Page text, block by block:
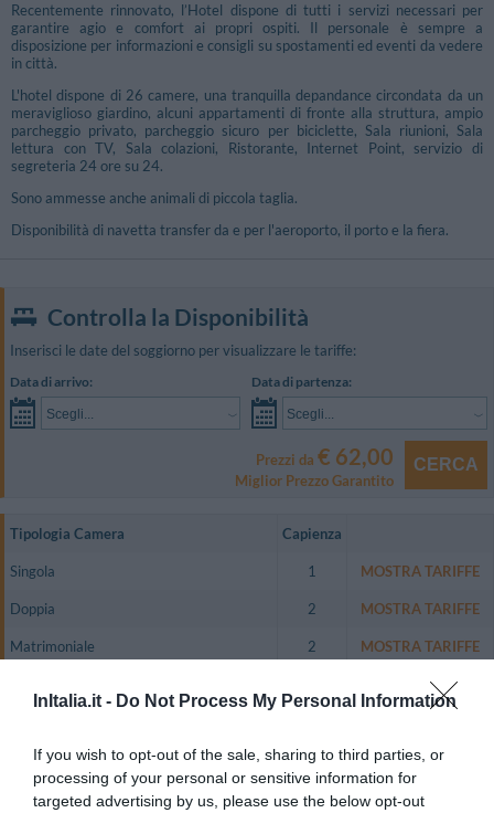
InItalia.it - Do Not Process My Personal Information
If you wish to opt-out of the sale, sharing to third parties, or
processing of your personal or sensitive information for
targeted advertising by us, please use the below opt-out
Foto Sala Conferenze
Recentemente rinnovato, l’Hotel dispone di tutti i servizi necessari per
garantire agio e comfort ai propri ospiti. Il personale è sempre a
disposizione per informazioni e consigli su spostamenti ed eventi da vedere
in città.
L'hotel dispone di 26 camere, una tranquilla depandance circondata da un
meraviglioso giardino, alcuni appartamenti di fronte alla struttura, ampio
parcheggio privato, parcheggio sicuro per biciclette, Sala riunioni, Sala
lettura con TV, Sala colazioni, Ristorante, Internet Point, servizio di
segreteria 24 ore su 24.
Sono ammesse anche animali di piccola taglia.
Disponibilità di navetta transfer da e per l'aeroporto, il porto e la fiera.
Controlla la Disponibilità
Inserisci le date del soggiorno per visualizzare le tariffe:
Data di arrivo:
Scegli...
Data di partenza:
Scegli...
Prezzi da € 62,00
Miglior Prezzo Garantito
CERCA
Tipologia Camera Capienza
Singola 1 MOSTRA TARIFFE
Doppia 2 MOSTRA TARIFFE
Matrimoniale 2 MOSTRA TARIFFE
MOSTRA TARIFFE
Doppia uso Singola 1 MOSTRA TARIFFE
Bilocale per 5 persone 5 MOSTRA TARIFFE